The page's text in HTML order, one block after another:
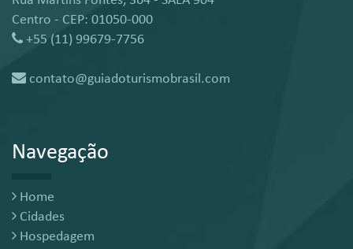
Centro - CEP: 01050-000
+55 (11) 99679-7756
contato@guiadoturismobrasil.com
Navegação
Home
Cidades
Hospedagem